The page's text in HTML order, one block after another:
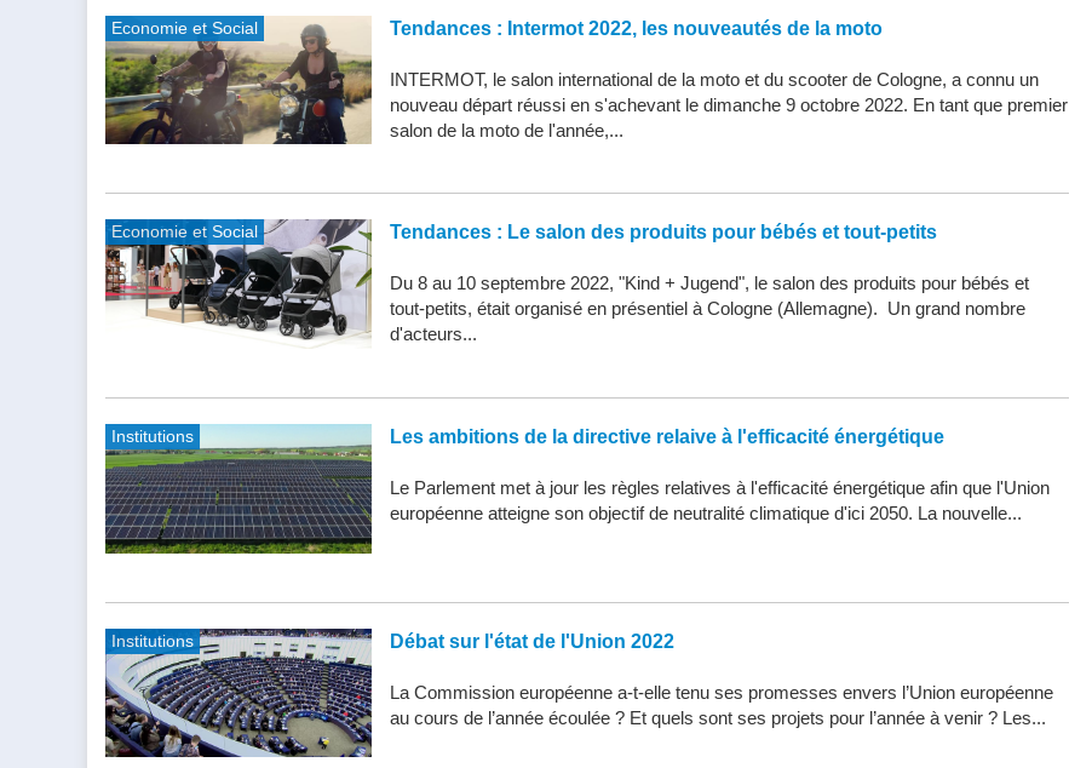
Economie et Social Tendances : Intermot 2022, les nouveautés de la moto
INTERMOT, le salon international de la moto et du scooter de Cologne, a connu un
nouveau départ réussi en s'achevant le dimanche 9 octobre 2022. En tant que premier
salon de la moto de l'année,...
Economie et Social Tendances : Le salon des produits pour bébés et tout-petits
Du 8 au 10 septembre 2022, "Kind + Jugend", le salon des produits pour bébés et
tout-petits, était organisé en présentiel à Cologne (Allemagne). Un grand nombre
d'acteurs...
Institutions Les ambitions de la directive relaive à l'efficacité énergétique
Le Parlement met à jour les règles relatives à l'efficacité énergétique afin que l'Union
européenne atteigne son objectif de neutralité climatique d'ici 2050. La nouvelle...
Institutions Débat sur l'état de l'Union 2022
La Commission européenne a-t-elle tenu ses promesses envers l’Union européenne
au cours de l’année écoulée ? Et quels sont ses projets pour l’année à venir ? Les...